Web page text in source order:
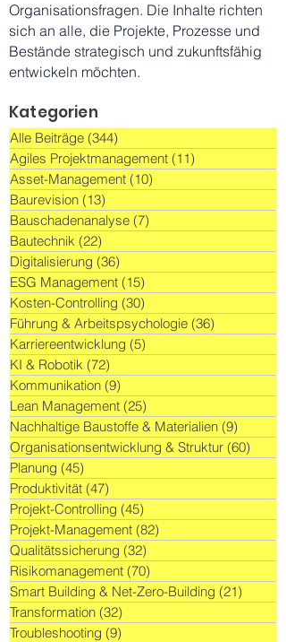
Organisationsfragen. Die Inhalte richten
sich an alle, die Projekte, Prozesse und
Bestände strategisch und zukunftsfähig
entwickeln möchten.
Kategorien
Alle Beiträge (344)
Agiles Projektmanagement (11)
Asset-Management (10)
Baurevision (13)
Bauschadenanalyse (7)
Bautechnik (22)
Digitalisierung (36)
ESG Management (15)
Kosten-Controlling (30)
Führung & Arbeitspsychologie (36)
Karriereentwicklung (5)
KI & Robotik (72)
Kommunikation (9)
Lean Management (25)
Nachhaltige Baustoffe & Materialien (9)
Organisationsentwicklung & Struktur (60)
Planung (45)
Produktivität (47)
Projekt-Controlling (45)
Projekt-Management (82)
Qualitätssicherung (32)
Risikomanagement (70)
Smart Building & Net-Zero-Building (21)
Transformation (32)
Troubleshooting (9)